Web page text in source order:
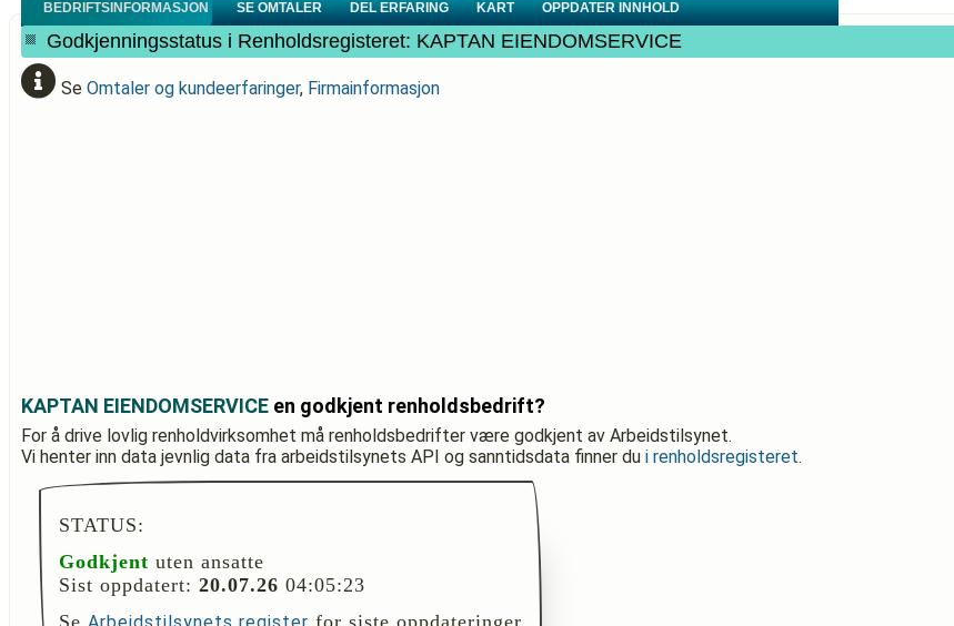
BEDRIFTSINFORMASJON SE OMTALER DEL ERFARING KART OPPDATER INNHOLD
Godkjenningsstatus i Renholdsregisteret: KAPTAN EIENDOMSERVICE
Se Omtaler og kundeerfaringer, Firmainformasjon
KAPTAN EIENDOMSERVICE en godkjent renholdsbedrift?
For å drive lovlig renholdvirksomhet må renholdsbedrifter være godkjent av Arbeidstilsynet.
Vi henter inn data jevnlig data fra arbeidstilsynets API og sanntidsdata finner du i renholdsregisteret.
STATUS:
Godkjent uten ansatte
Sist oppdatert: 20.07.26 04:05:23
Se
for siste oppdateringer